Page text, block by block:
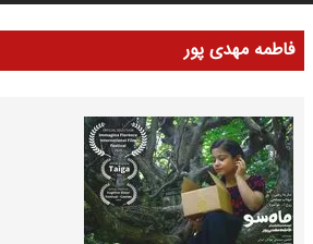
فاطمه مهدی پور